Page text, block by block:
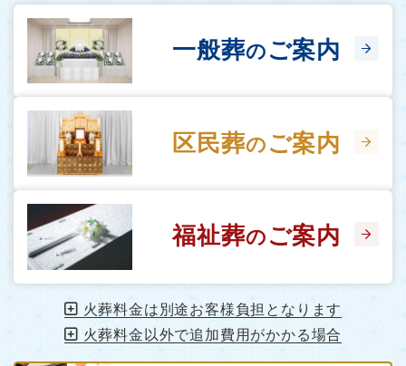
一般葬の ご案内
区民葬の ご案内
福祉葬の ご案内
火葬料金は別途お客様負担となります
火葬料金以外で追加費用がかかる場合